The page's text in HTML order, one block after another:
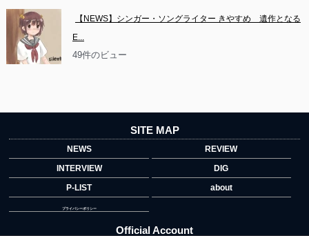
【NEWS】シンガー・ソングライター きやすめ　遺作となる
E...
49件のビュー
SITE MAP
NEWS
REVIEW
INTERVIEW
DIG
P-LIST
about
プライバシーポリシー
Official Account